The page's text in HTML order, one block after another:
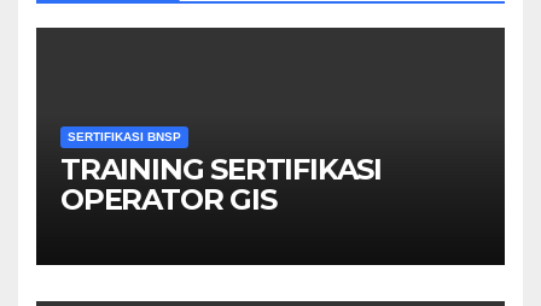
SERTIFIKASI BNSP
TRAINING SERTIFIKASI
OPERATOR GIS